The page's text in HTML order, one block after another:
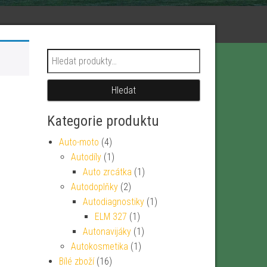
Hledat:
Hledat
Kategorie produktu
Auto-moto (4)
Autodíly (1)
Auto zrcátka (1)
Autodoplňky (2)
Autodiagnostiky (1)
ELM 327 (1)
Autonavijáky (1)
Autokosmetika (1)
Bílé zboží (16)